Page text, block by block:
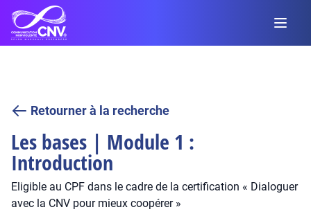
Retourner à la recherche
Les bases | Module 1 :
Introduction
Eligible au CPF dans le cadre de la certification « Dialoguer
avec la CNV pour mieux coopérer »